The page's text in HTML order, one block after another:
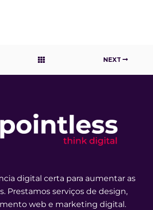
NEXT
digital certa para aumentar as
Prestamos serviços de design,
web e marketing digital.